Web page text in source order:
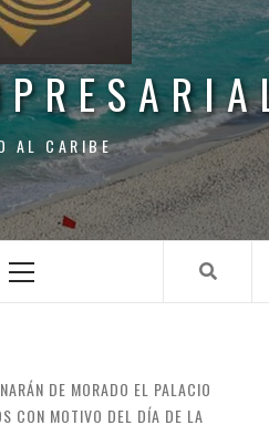
AL CARIBE
Menu
DE MORADO EL PALACIO
CON MOTIVO DEL DÍA DE LA